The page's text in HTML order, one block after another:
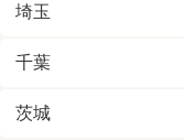
埼玉
千葉
茨城